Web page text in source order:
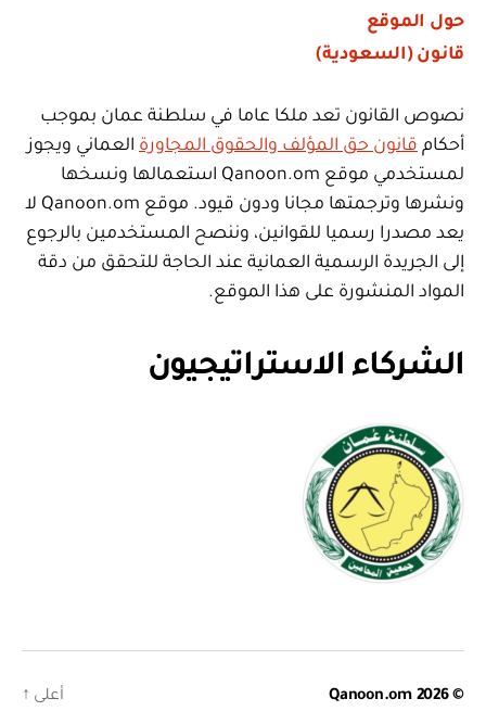
حول الموقع
قانون (السعودية)
نصوص القانون تعد ملكا عاما في سلطنة عمان بموجب
أحكام قانون حق المؤلف والحقوق المجاورة العماني ويجوز
لمستخدمي موقع Qanoon.om استعمالها ونسخها
ونشرها وترجمتها مجانا ودون قيود. موقع Qanoon.om لا
يعد مصدرا رسميا للقوانين، وننصح المستخدمين بالرجوع
إلى الجريدة الرسمية العمانية عند الحاجة للتحقق من دقة
المواد المنشورة على هذا الموقع.
الشركاء الاستراتيجيون
© 2026
Qanoon.om أعلى ↑